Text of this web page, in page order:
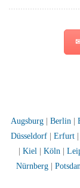
Augsburg| Berlin|
Düsseldorf
Erfurt
Kiel Köln
Nürnberg